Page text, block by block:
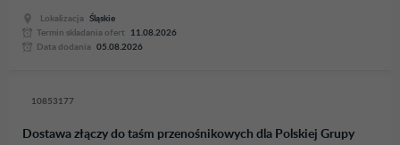
Lokalizacja
Śląskie
Termin skladania ofert
11.08.2026
Data dodania
05.08.2026
10853177
Dostawa złączy do taśm przenośnikowych dla Polskiej Grupy